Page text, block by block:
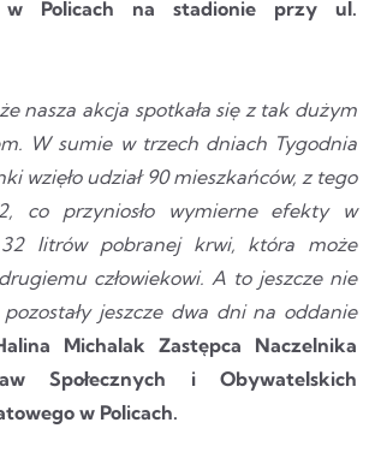
Policach na stadionie przy ul.
nasza akcja spotkała się z tak dużym
W sumie w trzech dniach Tygodnia
wzięło udział 90 mieszkańców, z tego
co przyniosło wymierne efekty w
litrów pobranej krwi, która może
człowiekowi. A to jeszcze nie
jeszcze dwa dni na oddanie
Michalak Zastępca Naczelnika
Społecznych i Obywatelskich
w Policach.